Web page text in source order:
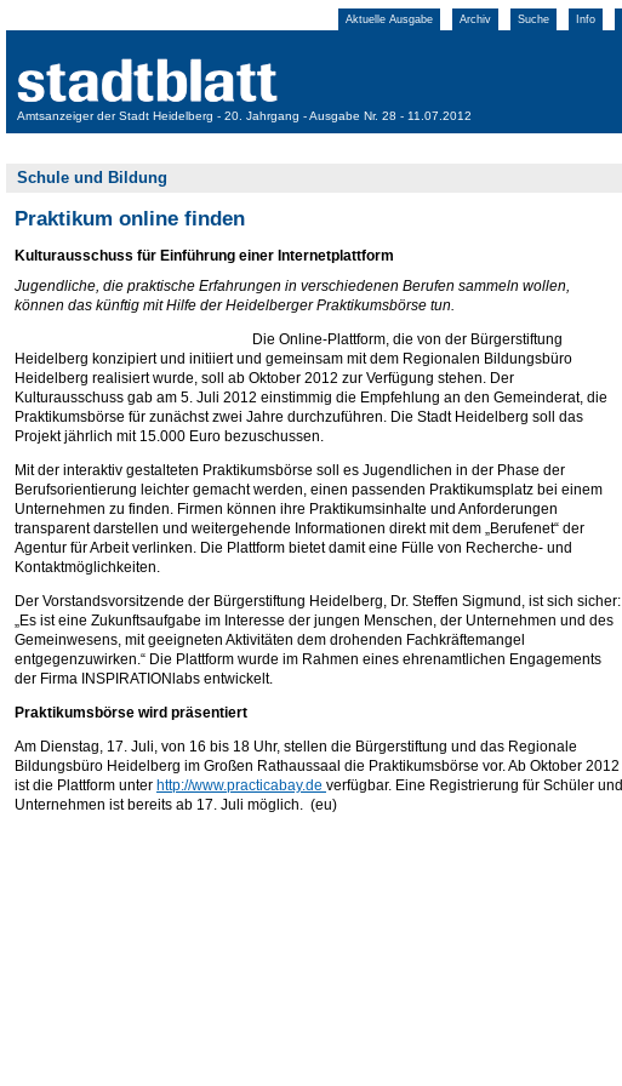
Aktuelle Ausgabe Archiv Suche Info
Amtsanzeiger der Stadt Heidelberg - 20. Jahrgang - Ausgabe Nr. 28 - 11.07.2012
Schule und Bildung
Praktikum online finden
Kulturausschuss für Einführung einer Internetplattform
Jugendliche, die praktische Erfahrungen in verschiedenen Berufen sammeln wollen,
können das künftig mit Hilfe der Heidelberger Praktikumsbörse tun.
Die Online-Plattform, die von der Bürgerstiftung
Heidelberg konzipiert und initiiert und gemeinsam mit dem Regionalen Bildungsbüro
Heidelberg realisiert wurde, soll ab Oktober 2012 zur Verfügung stehen. Der
Kulturausschuss gab am 5. Juli 2012 einstimmig die Empfehlung an den Gemeinderat, die
Praktikumsbörse für zunächst zwei Jahre durchzuführen. Die Stadt Heidelberg soll das
Projekt jährlich mit 15.000 Euro bezuschussen.
Mit der interaktiv gestalteten Praktikumsbörse soll es Jugendlichen in der Phase der
Berufsorientierung leichter gemacht werden, einen passenden Praktikumsplatz bei einem
Unternehmen zu finden. Firmen können ihre Praktikumsinhalte und Anforderungen
transparent darstellen und weitergehende Informationen direkt mit dem „Berufenet“ der
Agentur für Arbeit verlinken. Die Plattform bietet damit eine Fülle von Recherche- und
Kontaktmöglichkeiten.
Der Vorstandsvorsitzende der Bürgerstiftung Heidelberg, Dr. Steffen Sigmund, ist sich sicher:
„Es ist eine Zukunftsaufgabe im Interesse der jungen Menschen, der Unternehmen und des
Gemeinwesens, mit geeigneten Aktivitäten dem drohenden Fachkräftemangel
entgegenzuwirken.“ Die Plattform wurde im Rahmen eines ehrenamtlichen Engagements
der Firma INSPIRATIONlabs entwickelt.
Praktikumsbörse wird präsentiert
Am Dienstag, 17. Juli, von 16 bis 18 Uhr, stellen die Bürgerstiftung und das Regionale
Bildungsbüro Heidelberg im Großen Rathaussaal die Praktikumsbörse vor. Ab Oktober 2012
ist die Plattform unter http://www.practicabay.de verfügbar. Eine Registrierung für Schüler und
Unternehmen ist bereits ab 17. Juli möglich. (eu)